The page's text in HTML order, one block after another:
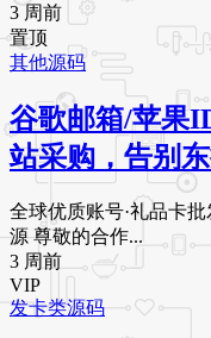
3 周前
置顶
其他源码
谷歌邮箱/苹果
站采购，告别
全球优质账号·礼品卡
源 尊敬的合作...
3 周前
VIP
发卡类源码